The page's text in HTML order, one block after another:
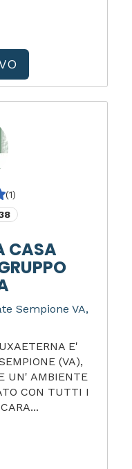
(1)
CASA
Sempione VA,
E'
(VA),
UN' AMBIENTE
CON TUTTI I